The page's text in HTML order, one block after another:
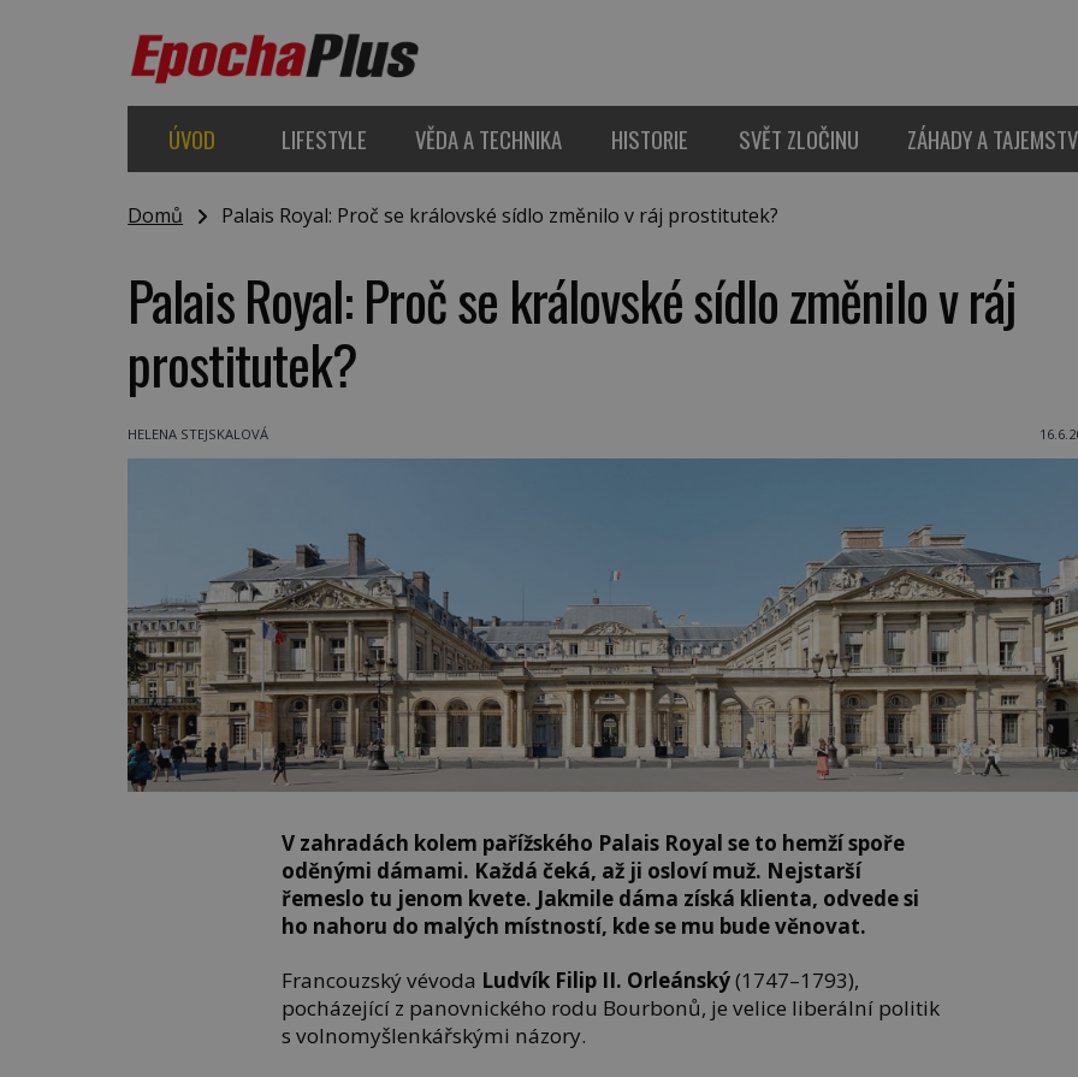
ÚVOD LIFESTYLE VĚDA A TECHNIKA HISTORIE SVĚT ZLOČINU ZÁHADY A
Domů Palais Royal: Proč se královské sídlo změnilo v ráj prostitutek?
Palais Royal: Proč se královské sídlo změnilo v ráj
prostitutek?
HELENA STEJSKALOVÁ
V zahradách kolem pařížského Palais Royal se to hemží spoře
oděnými dámami. Každá čeká, až ji osloví muž. Nejstarší
řemeslo tu jenom kvete. Jakmile dáma získá klienta, odvede si
ho nahoru do malých místností, kde se mu bude věnovat.
Francouzský vévoda Ludvík Filip II. Orleánský(1747–1793),
pocházející z panovnického rodu Bourbonů, je velice liberální politik
s volnomyšlenkářskými názory.